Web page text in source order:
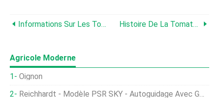
Informations Sur Les Tomates Poires Jaunes - Conseils Sur L'entretien Des Tomates Poires Jaunes Histoire De La Tomate 'Hazelfield Farm' :Cultiver Des Tomates Hazelfield Farm
Agricole Moderne
Oignon
Reichhardt - Modèle PSR SKY - Autoguidage Avec GPS